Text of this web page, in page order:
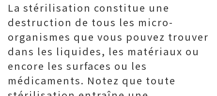
La stérilisation constitue une
destruction de tous les micro-
organismes que vous pouvez trouver
dans les liquides, les matériaux ou
encore les surfaces ou les
médicaments. Notez que toute